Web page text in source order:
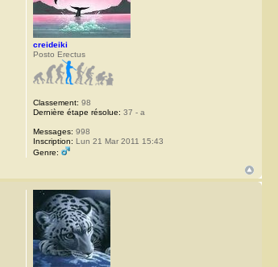
creideiki
Posto Erectus
Classement: 98
Dernière étape résolue: 37 - a
Messages: 998
Inscription: Lun 21 Mar 2011 15:43
Genre: